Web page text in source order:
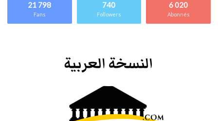
21 798
Fans
740
Followers
6 020
Abonnés